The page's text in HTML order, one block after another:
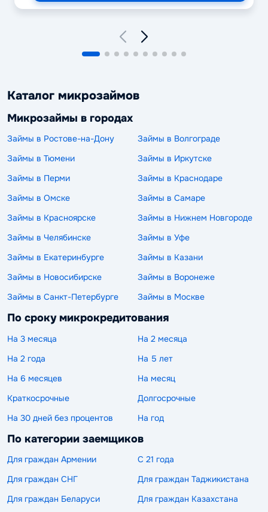
Каталог микрозаймов
Микрозаймы в городах
Займы в Ростове-на-Дону
Займы в Волгограде
Займы в Тюмени
Займы в Иркутске
Займы в Перми
Займы в Краснодаре
Займы в Омске
Займы в Самаре
Займы в Красноярске
Займы в Нижнем Новгороде
Займы в Челябинске
Займы в Уфе
Займы в Екатеринбурге
Займы в Казани
Займы в Новосибирске
Займы в Воронеже
Займы в Санкт-Петербурге
Займы в Москве
По сроку микрокредитования
На 3 месяца
На 2 месяца
На 2 года
На 5 лет
На 6 месяцев
На месяц
Краткосрочные
Долгосрочные
На 30 дней без процентов
На год
По категории заемщиков
Для граждан Армении
С 21 года
Для граждан СНГ
Для граждан Таджикистана
Для граждан Беларуси
Для граждан Казахстана